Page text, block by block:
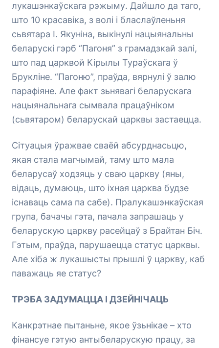
лукашэнкаўскага рэжыму. Дайшло да таго,
што 10 красавіка, з волі і бласлаўленьня
сьвятара І. Якуніна, выкінулі нацыянальны
беларускі гэрб “Пагоня” з грамадзкай залі,
што пад царквой Кірылы Тураўскага ў
Брукліне. “Пагоню”, праўда, вярнулі ў залю
парафіяне. Але факт зьнявагі беларускага
нацыянальнага сымвала працаўніком
(сьвятаром) беларускай царквы застаецца.
Сітуацыя ўражвае сваёй абсурднасьцю,
якая стала магчымай, таму што мала
беларусаў ходзяць у сваю царкву (яны,
відаць, думаюць, што іхная царква будзе
існаваць сама па сабе). Пралукашэнкаўская
група, бачачы гэта, пачала запрашаць у
беларускую царкву расейцаў з Брайтан Біч.
Гэтым, праўда, парушаецца статус царквы.
Але хіба ж лукашысты прышлі ў царкву, каб
паважаць яе статус?
ТРЭБА ЗАДУМАЦЦА І ДЗЕЙНІЧАЦЬ
Канкрэтнае пытаньне, якое ўзьнікае – хто
фінансуе гэтую антыбеларускую працу, за